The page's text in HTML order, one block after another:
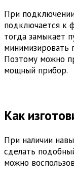
При подключении
подключается к
тогда замыкает
минимизировать
Поэтому можно
мощный прибор.
Как
При наличии
сделать
можно